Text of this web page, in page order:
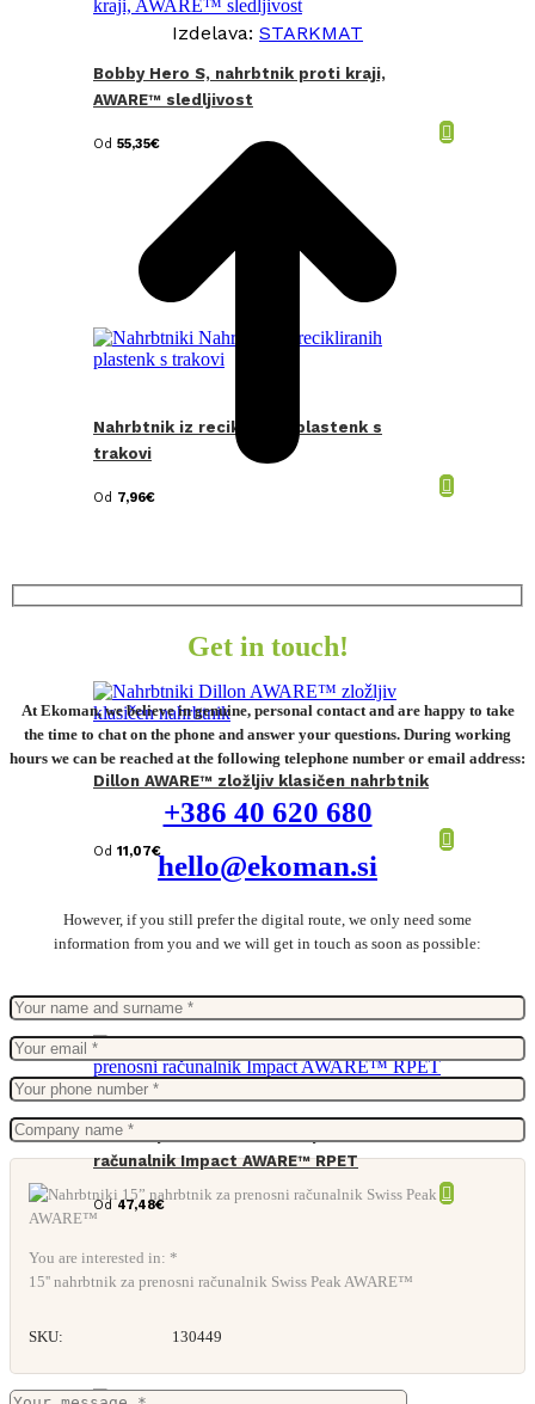
Bobby Hero S, nahrbtnik proti kraji,
AWARE™ sledljivost
Od 55,35€
Nahrbtnik iz recikliranih plastenk s
trakovi
Od 7,96€
Dillon AWARE™ zložljiv klasičen nahrbtnik
Od 11,07€
Vodoodporni nahrbtnik za prenosni
računalnik Impact AWARE™ RPET
Od47,48€
Izdelava: STARKMAT
Get in touch!
At Ekoman, we believe in genuine, personal contact and are happy to take
the time to chat on the phone and answer your questions. During working
hours we can be reached at the following telephone number or email address:
+386 40 620 680
hello@ekoman.si
However, if you still prefer the digital route, we only need some
information from you and we will get in touch as soon as possible:
You are interested in: *
15'' nahrbtnik za prenosni računalnik Swiss Peak AWARE™
SKU: 130449